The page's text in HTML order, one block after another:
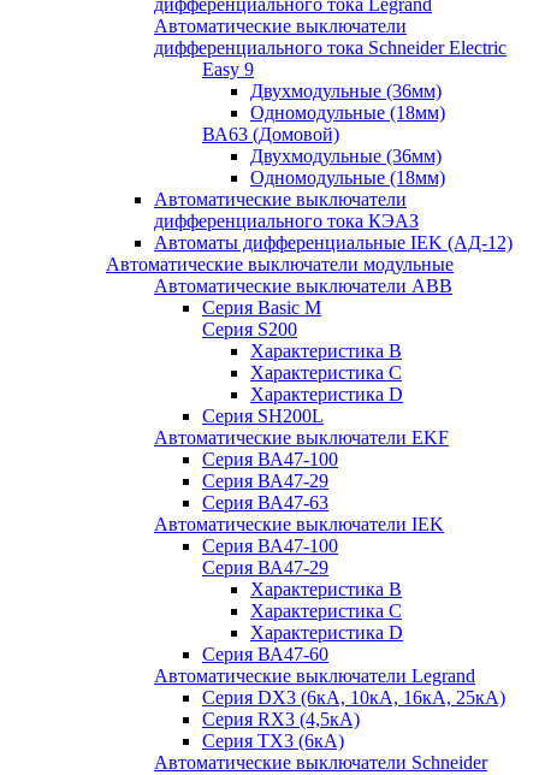
дифференциального тока Legrand
Автоматические выключатели
дифференциального тока Schneider Electric
Easy 9
Двухмодульные (36мм)
Одномодульные (18мм)
ВА63 (Домовой)
Двухмодульные (36мм)
Одномодульные (18мм)
Автоматические выключатели
дифференциального тока КЭАЗ
Автоматы дифференциальные IEK (АД-12)
Автоматические выключатели модульные
Автоматические выключатели ABB
Серия Basic M
Серия S200
Характеристика B
Характеристика C
Характеристика D
Серия SH200L
Автоматические выключатели EKF
Серия ВА47-100
Серия ВА47-29
Серия ВА47-63
Автоматические выключатели IEK
Серия ВА47-100
Серия ВА47-29
Характеристика B
Характеристика C
Характеристика D
Серия ВА47-60
Автоматические выключатели Legrand
Серия DX3 (6кА, 10кА, 16кА, 25кА)
Серия RX3 (4,5кА)
Серия TX3 (6кА)
Автоматические выключатели Schneider